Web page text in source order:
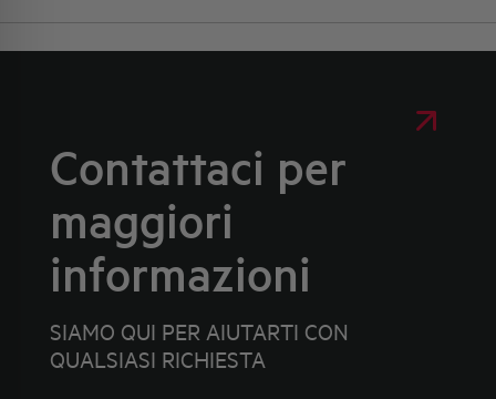
Contattaci per
maggiori
informazioni
SIAMO QUI PER AIUTARTI CON
QUALSIASI RICHIESTA